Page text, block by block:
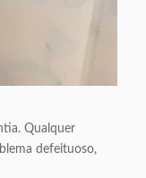
Qualquer
defeituoso,